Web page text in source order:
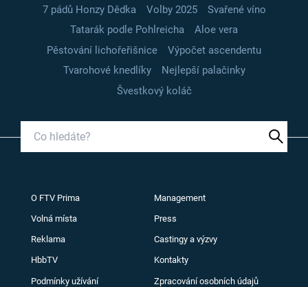
7 pádů Honzy Dědka
Volby 2025
Svařené víno
Tatarák podle Pohlreicha
Aloe vera
Pěstování lichořeřišnice
Výpočet ascendentu
Tvarohové knedlíky
Nejlepší palačinky
Švestkový koláč
O FTV Prima Management
Volná místa Press
Reklama Castingy a výzvy
HbbTV Kontakty
Podmínky užívání Zpracování osobních údajů